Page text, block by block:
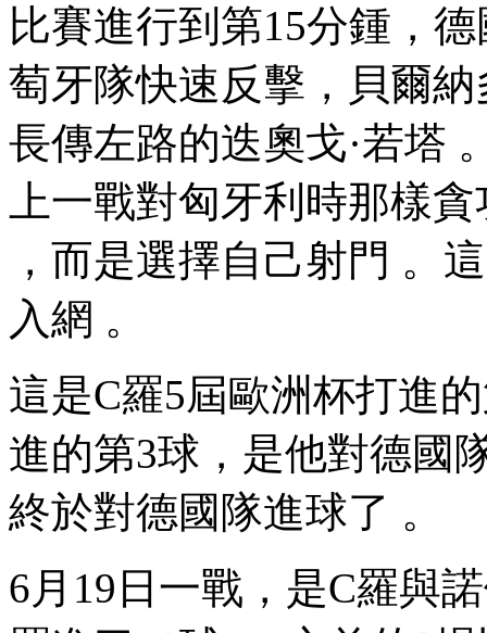
比賽進行到第15分鍾，德
萄牙隊快速反擊，貝爾納
長傳左路的迭奧戈·若塔
上一戰對匈牙利時那樣貪
，而是選擇自己射門 。這
入網 。
這是C羅5屆歐洲杯打進的
進的第3球 ，是他對德國
終於對德國隊進球了  。
6月19日一戰 ，是C羅與諾